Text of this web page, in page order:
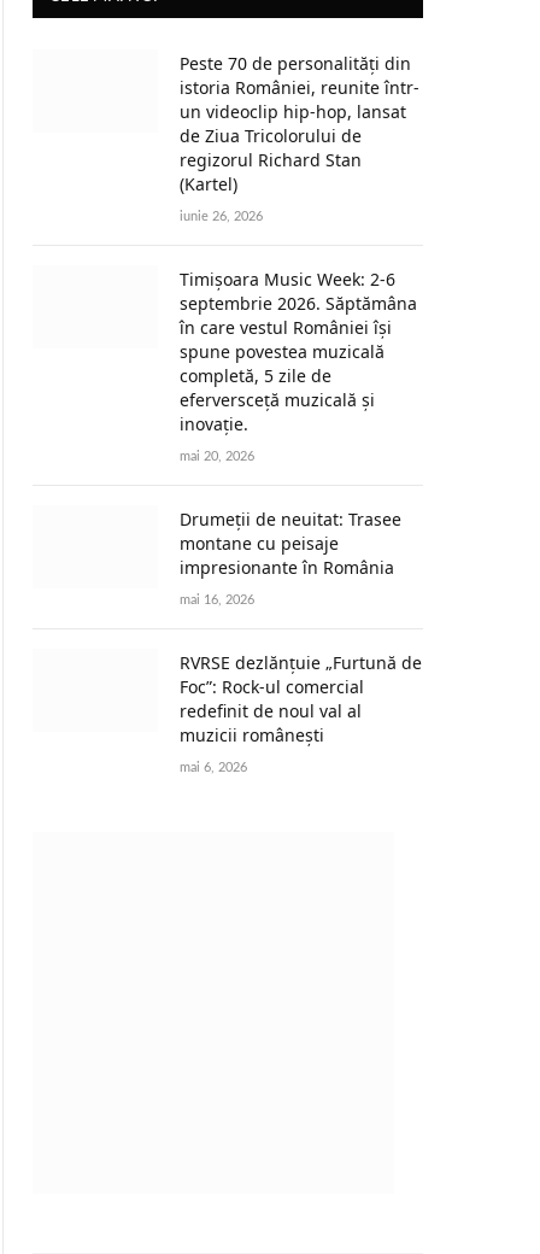
Peste 70 de personalități din
istoria României, reunite într-
un videoclip hip-hop, lansat
de Ziua Tricolorului de
regizorul Richard Stan
(Kartel)
iunie 26, 2026
Timișoara Music Week: 2-6
septembrie 2026. Săptămâna
în care vestul României își
spune povestea muzicală
completă, 5 zile de
eferversceță muzicală și
inovație.
mai 20, 2026
Drumeții de neuitat: Trasee
montane cu peisaje
impresionante în România
mai 16, 2026
RVRSE dezlănțuie „Furtună de
Foc”: Rock-ul comercial
redefinit de noul val al
muzicii românești
mai 6, 2026